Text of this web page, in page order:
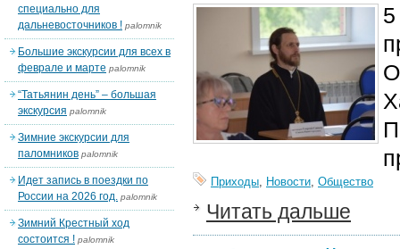
Приходы, Новости, Общество
Читать дальше
специально для
дальневосточников ! palomnik
Большие экскурсии для всех в
феврале и марте palomnik
“Татьянин день” – большая
экскурсия palomnik
Зимние экскурсии для
паломников palomnik
Идет запись в поездки по
России на 2026 год. palomnik
Зимний Крестный ход
состоится ! palomnik